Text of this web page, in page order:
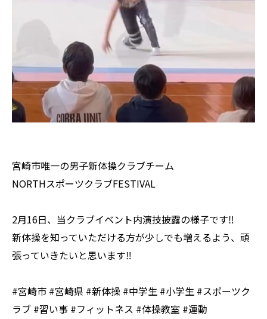
宮崎市唯一の男子新体操クラブチーム
NORTHスポーツクラブFESTIVAL
2月16日、当クラブイベント内演技披露の様子です‼️
新体操を知っていただける方が少しでも増えるよう、頑
張っていきたいと思います‼️
#宮崎市 #宮崎県 #新体操 #中学生 #小学生 #スポーツク
ラブ #習い事 #フィットネス #体操教室 #運動